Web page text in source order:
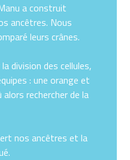
a construit
ancêtres. Nous
leurs crânes.
division des cellules,
: une orange et
rechercher de la
nos ancêtres et la